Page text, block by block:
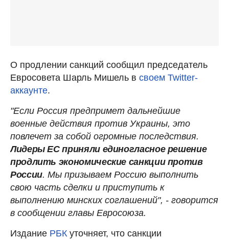
О продлении санкций сообщил председатель
Евросовета Шарль Мишель в своем Twitter-
аккаунте.
"Если Россия предпримет дальнейшие
военные действия против Украины, это
повлечет за собой огромные последствия.
Лидеры ЕС приняли единогласное решение
продлить экономические санкции против
России. Мы призываем Россию выполнить
свою часть сделки и приступить к
выполнению минских соглашений", - говорится
в сообщении главы Евросоюза.
Издание РБК уточняет, что санкции